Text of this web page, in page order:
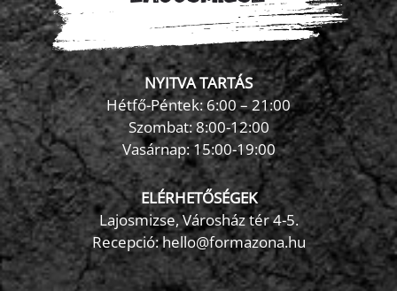
NYITVA TARTÁS
Hétfő-Péntek: 6:00 – 21:00
Szombat: 8:00-12:00
Vasárnap: 15:00-19:00
ELÉRHETŐSÉGEK
Lajosmizse, Városház tér 4-5.
Recepció:hello@formazona.hu
FormaZona chatbot ×